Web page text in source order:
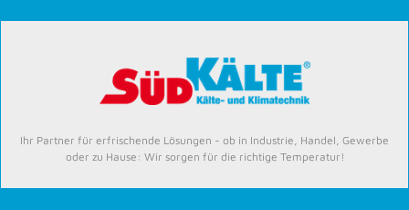
Ihr Partner für erfrischende Lösungen - ob in Industrie, Handel, Gewerbe
oder zu Hause: Wir sorgen für die richtige Temperatur!